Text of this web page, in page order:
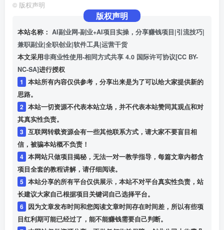
© 版权声明
版权声明
本站名称： AI副业网-副业+AI项目实操，分享赚钱项目|引流技巧|
兼职副业|全职创业|软件工具|运营干货
本文采用非商业性使用-相同方式共享 4.0 国际许可协议[CC BY-
NC-SA]进行授权
1
本站所有内容仅供参考，分享出来是为了可以给大家提供新的
思路。
2 本站一切资源不代表本站立场，并不代表本站赞同其观点和对
其真实性负责。
3 互联网转载资源会有一些其他联系方式，请大家不要盲目相
信，被骗本站概不负责！
4 本网站只做项目揭秘，无法一对一教学指导，每篇文章内都含
项目全套的教程讲解，请仔细阅读。
5 本站分享的所有平台仅供展示，本站不对平台真实性负责，站
长建议大家自己根据项目关键词自己选择平台。
6 因为文章发布时间和您阅读文章时间存在时间差，所以有些项
目红利期可能已经过了，能不能赚钱需要自己判断。